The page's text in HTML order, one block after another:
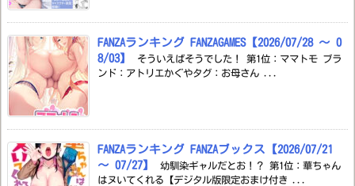
FANZAランキング FANZAGAMES【2026/07/28 ～ 0
8/03】
そういえばそうでした！ 第1位：ママトモ ブラ
ンド：アトリエかぐやタグ：お母さん ...
FANZAランキング FANZAブックス【2026/07/21
～ 07/27】
幼馴染ギャルだとお！？ 第1位：華ちゃん
はヌいてくれる【デジタル版限定おまけ付き ...